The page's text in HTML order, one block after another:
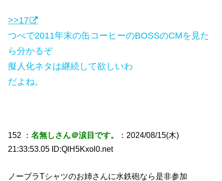
>>17
つべで2011年末の缶コーヒーのBOSSのCMを見た
ら分かるぞ
擬人化ネタは継続して欲しいわ
だよね。
152 ：名無しさん＠涙目です。
：2024/08/15(木)
21:33:53.05 ID:QlH5Kxol0.net
ノーブラTシャツのお姉さんに水鉄砲なら是非参加